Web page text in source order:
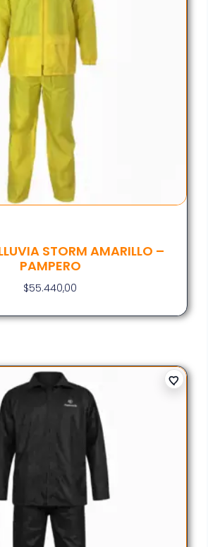
STORM AMARILLO –
PAMPERO
$55.440,00